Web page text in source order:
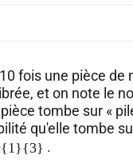
fois une pièce de
et on note le
tombe sur «
qu'elle tombe
.